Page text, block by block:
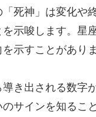
死神」は変化や
示唆します。星
示すことがあり
き出される数字
サインを知るこ